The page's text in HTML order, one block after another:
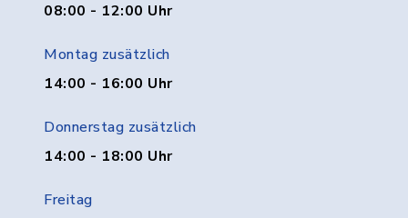
08:00 - 12:00 Uhr
Montag zusätzlich
14:00 - 16:00 Uhr
Donnerstag zusätzlich
14:00 - 18:00 Uhr
Freitag